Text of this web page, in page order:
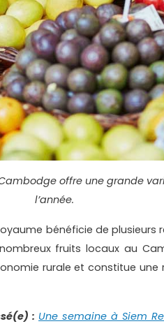
offre une grande
l’année.
bénéficie de plusieurs
fruits locaux au
rurale et constitue une
: Une semaine à Siem